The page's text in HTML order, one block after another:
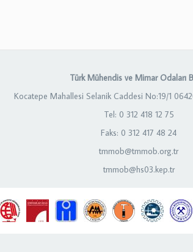
Türk Mühendis ve Mimar Odaları
Kocatepe Mahallesi Selanik Caddesi No:19/1
Tel: 0 312 418 12 75
Faks: 0 312 417 48 24
tmmob@tmmob.org.tr
tmmob@hs03.kep.tr